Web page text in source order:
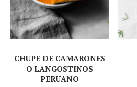
CHUPE DE CAMARONES
O LANGOSTINOS
PERUANO